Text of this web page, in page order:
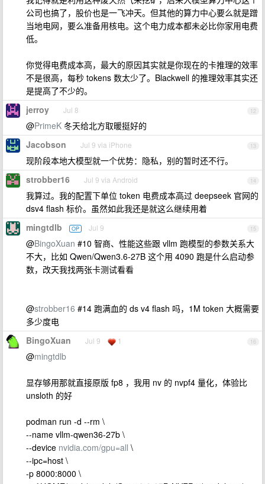
公司也搞了，股价也是一飞冲天。但其他的算力中心要么就是蹭
当地电网，要么准备用核电。这个电力成本都未必比你家用电费
低。
你觉得电费成本高，最大的原因其实就是你现在的卡推理的效率
不是很高，每秒 tokens 数太少了。Blackwell 的推理效率其实还
是提高了不少的。
12
jerroy Jul 8
@PrimeK 冬天给北方取暖挺好的
13
Jacobson Jul 9 via iPhone
现阶段本地大模型就一个优势：隐私，别的暂时还不行。
14
strobber16 Jul 9 via Android
我算过。我的配置下单位 token 电费成本高过 deepseek 官网的
dsv4 flash 标价。虽然如此我还是就这么继续用着
15
mingtdlb OP Jul 9
@BingoXuan #10 智商、性能这些跟 vllm 跑模型的参数关系大
不大，比如 Qwen/Qwen3.6-27B 这个用 4090 跑是什么启动参
数，改天我找两张卡测试看看
@strobber16 #14 跑满血的 ds v4 flash 吗，1M token 大概需要
多少度电
16
BingoXuan Jul 9 1
@mingtdlb
显存够用那就直接原版 fp8 ，我用 nv 的 nvpf4 量化，体验比
unsloth 的好
podman run -d --rm \
--name vllm-qwen36-27b \
--device nvidia.com/gpu=all \
--ipc=host \
-p 8000:8000 \